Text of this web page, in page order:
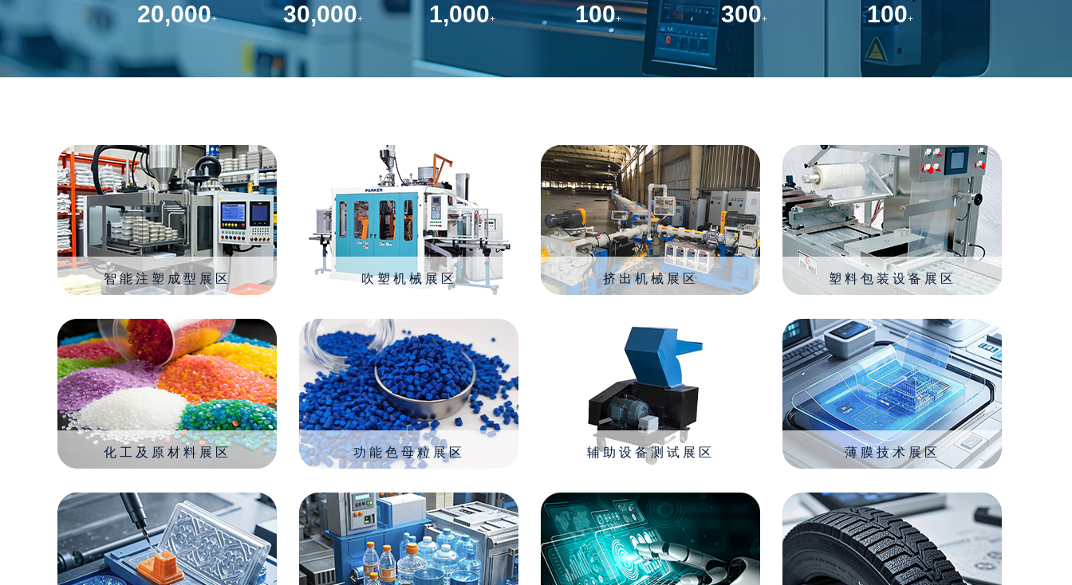
20,000+ 30,000+ 1,000+ 100+ 300+ 100+
智能注塑成型展区 吹塑机械展区 挤出机械展区 塑料包装设备展区
化工及原材料展区 功能色母粒展区 辅助设备测试展区 薄膜技术展区